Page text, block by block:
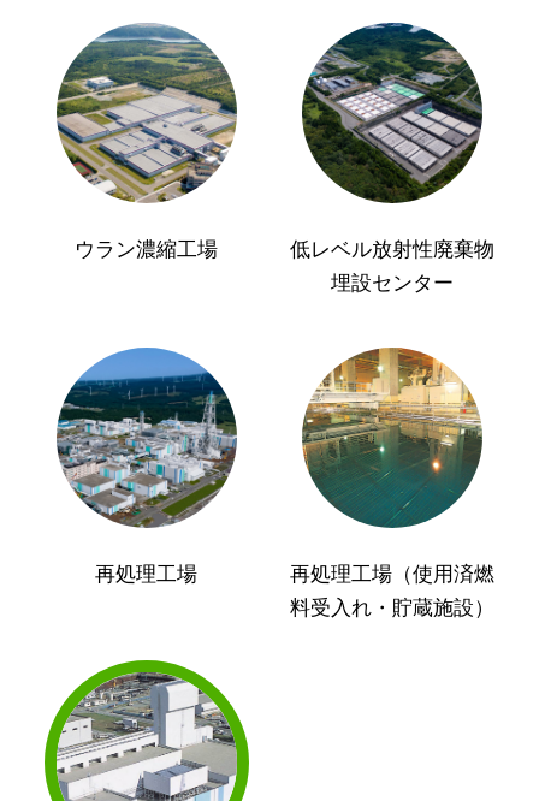
ウラン濃縮工場
低レベル放射性廃棄物
埋設センター
再処理工場
再処理工場（使用済燃
料受入れ・貯蔵施設）